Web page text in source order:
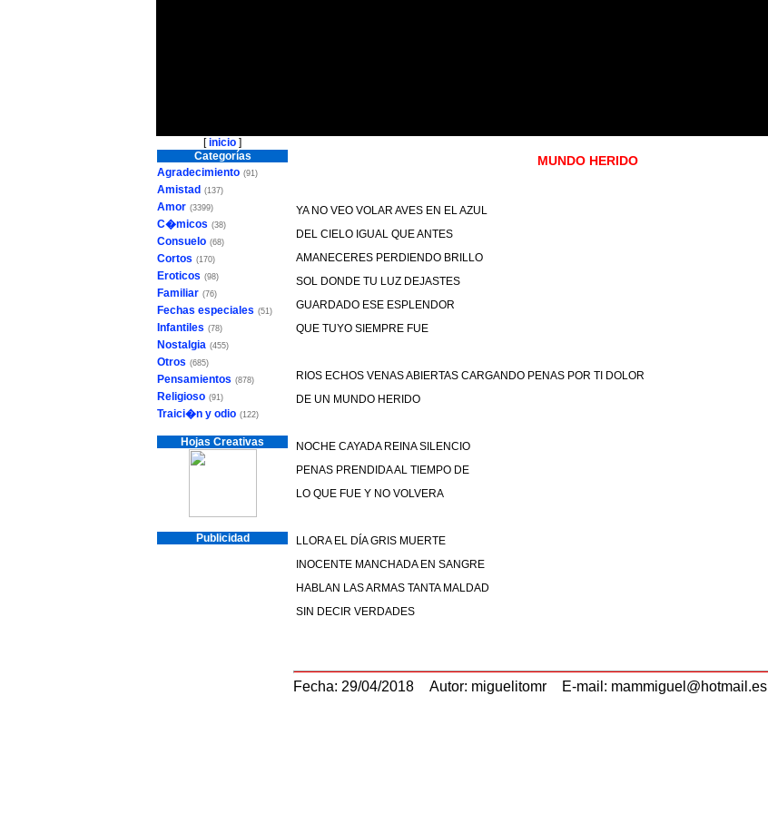
[inicio ]
Categorías
Agradecimiento (91)
Amistad (137)
Amor (3399)
C�micos (38)
Consuelo (68)
Cortos (170)
Eroticos (98)
Familiar (76)
Fechas especiales (51)
Infantiles (78)
Nostalgia (455)
Otros (685)
Pensamientos (878)
Religioso (91)
Traici�n y odio (122)
Hojas Creativas
Publicidad
MUNDO HERIDO
YA NO VEO VOLAR AVES EN EL AZUL
DEL CIELO IGUAL QUE ANTES
AMANECERES PERDIENDO BRILLO
SOL DONDE TU LUZ DEJASTES
GUARDADO ESE ESPLENDOR
QUE TUYO SIEMPRE FUE
RIOS ECHOS VENAS ABIERTAS CARGANDO PENAS POR TI DOLOR
DE UN MUNDO HERIDO
NOCHE CAYADA REINA SILENCIO
PENAS PRENDIDA AL TIEMPO DE
LO QUE FUE Y NO VOLVERA
LLORA EL DÍA GRIS MUERTE
INOCENTE MANCHADA EN SANGRE
HABLAN LAS ARMAS TANTA MALDAD
SIN DECIR VERDADES
Fecha: 29/04/2018 Autor: miguelitomr E-mail: mammiguel@hotmail.es